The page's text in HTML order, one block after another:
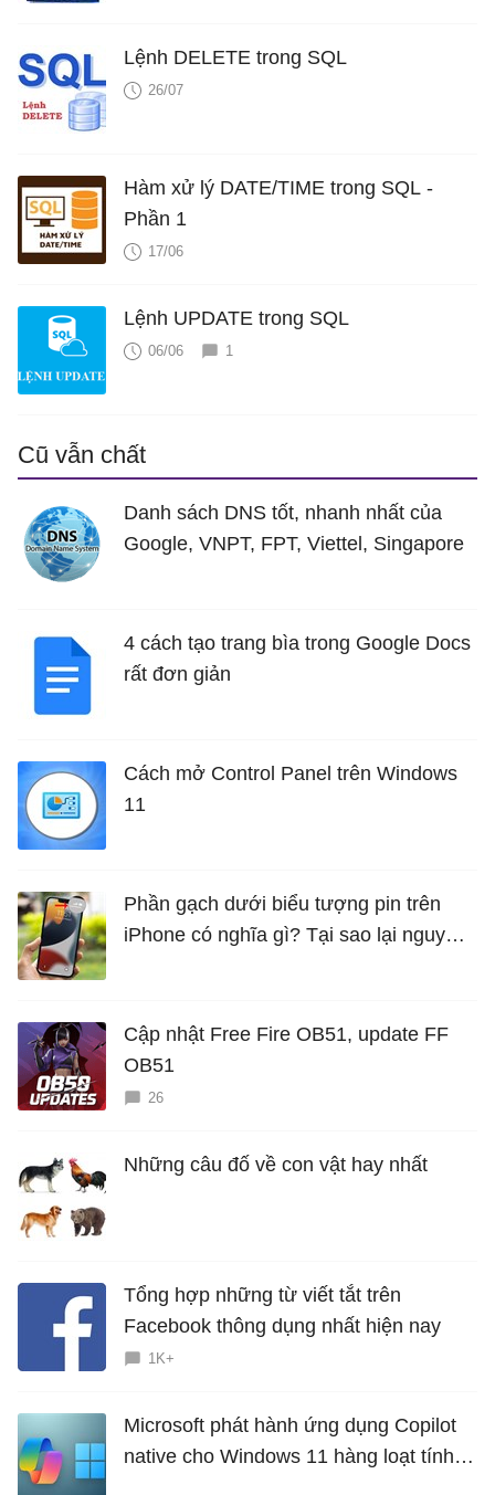
Lệnh DELETE trong SQL
26/07
Hàm xử lý DATE/TIME trong SQL -
Phần 1
17/06
Lệnh UPDATE trong SQL
06/06 1
Cũ vẫn chất
Danh sách DNS tốt, nhanh nhất của
Google, VNPT, FPT, Viettel, Singapore
4 cách tạo trang bìa trong Google Docs
rất đơn giản
Cách mở Control Panel trên Windows
11
Phần gạch dưới biểu tượng pin trên
iPhone có nghĩa gì? Tại sao lại nguy
Cập nhật Free Fire OB51, update FF
OB51
26
Những câu đố về con vật hay nhất
Tổng hợp những từ viết tắt trên
Facebook thông dụng nhất hiện nay
1K+
Microsoft phát hành ứng dụng Copilot
native cho Windows 11 hàng loạt tính